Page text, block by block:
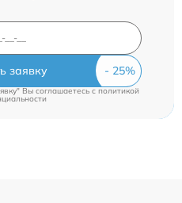
заявку
Вы соглашаетесь cполитикой